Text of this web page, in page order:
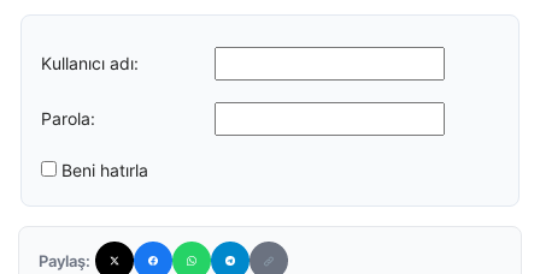
Kullanıcı adı:
Parola:
Beni hatırla
Paylaş: